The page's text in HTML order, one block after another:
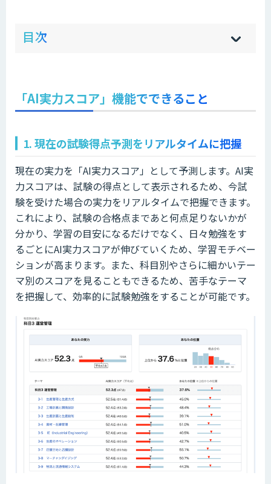
目次 hi
]
sh
]
「AI実力スコア」機能でできること
1. 現在の試験得点予測をリアルタイムに把握
現在の実力を「AI実力スコア」として予測します。AI実
力スコアは、試験の得点として表示されるため、今試
験を受けた場合の実力をリアルタイムで把握できます。
これにより、試験の合格点まであと何点足りないかが
分かり、学習の目安になるだけでなく、日々勉強をす
るごとにAI実力スコアが伸びていくため、学習モチベー
ションが高まります。また、科目別やさらに細かいテー
マ別のスコアを見ることもできるため、苦手なテーマ
を把握して、効率的に試験勉強をすることが可能です。